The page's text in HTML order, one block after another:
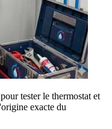
tester le thermostat et
exacte du